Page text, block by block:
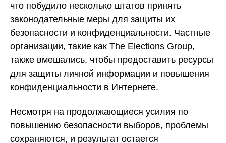
что побудило несколько штатов принять
законодательные меры для защиты их
безопасности и конфиденциальности. Частные
организации, такие как The Elections Group,
также вмешались, чтобы предоставить ресурсы
для защиты личной информации и повышения
конфиденциальности в Интернете.
Несмотря на продолжающиеся усилия по
повышению безопасности выборов, проблемы
сохраняются, и результат остается